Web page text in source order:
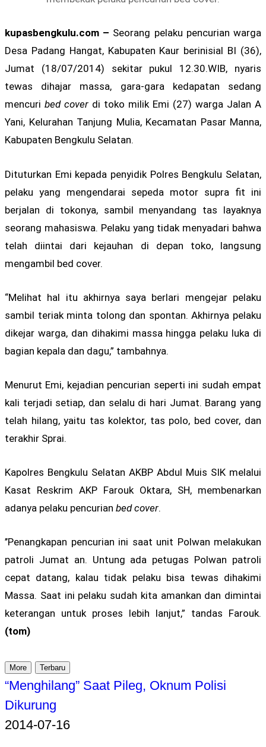
kupasbengkulu.com – Seorang pelaku pencurian warga
Desa Padang Hangat, Kabupaten Kaur berinisial BI (36),
Jumat (18/07/2014) sekitar pukul 12.30.WIB, nyaris
tewas dihajar massa, gara-gara kedapatan sedang
mencuri bed cover di toko milik Emi (27) warga Jalan A
Yani, Kelurahan Tanjung Mulia, Kecamatan Pasar Manna,
Kabupaten Bengkulu Selatan.
Dituturkan Emi kepada penyidik Polres Bengkulu Selatan,
pelaku yang mengendarai sepeda motor supra fit ini
berjalan di tokonya, sambil menyandang tas layaknya
seorang mahasiswa. Pelaku yang tidak menyadari bahwa
telah diintai dari kejauhan di depan toko, langsung
mengambil bed cover.
“Melihat hal itu akhirnya saya berlari mengejar pelaku
sambil teriak minta tolong dan spontan. Akhirnya pelaku
dikejar warga, dan dihakimi massa hingga pelaku luka di
bagian kepala dan dagu,” tambahnya.
Menurut Emi, kejadian pencurian seperti ini sudah empat
kali terjadi setiap, dan selalu di hari Jumat. Barang yang
telah hilang, yaitu tas kolektor, tas polo, bed cover, dan
terakhir Sprai.
Kapolres Bengkulu Selatan AKBP Abdul Muis SIK melalui
Kasat Reskrim AKP Farouk Oktara, SH, membenarkan
adanya pelaku pencurian bed cover.
’’Penangkapan pencurian ini saat unit Polwan melakukan
patroli Jumat an. Untung ada petugas Polwan patroli
cepat datang, kalau tidak pelaku bisa tewas dihakimi
Massa. Saat ini pelaku sudah kita amankan dan dimintai
keterangan untuk proses lebih lanjut,” tandas Farouk.
(tom)
More Terbaru
“Menghilang” Saat Pileg, Oknum Polisi
Dikurung
2014-07-16